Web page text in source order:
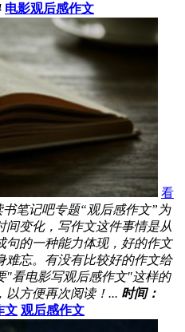
电影观后感作文
看
书笔记吧专题“观后感作文”为
间变化，写作文这件事情是从
句的一种能力体现，好的作文
难忘。有没有比较好的作文给
"看电影写观后感作文"这样的
以方便再次阅读！... 时间：
文 观后感作文